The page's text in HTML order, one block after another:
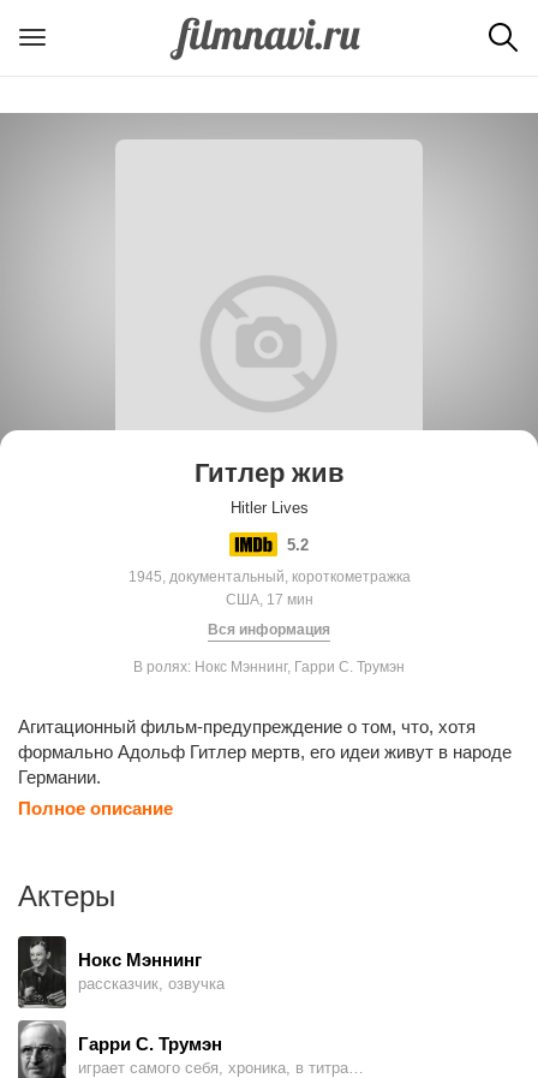
Гитлер жив
Hitler Lives
5.2
1945, документальный, короткометражка
США, 17 мин
Вся информация
В ролях: Нокс Мэннинг, Гарри С. Трумэн
Агитационный фильм-предупреждение о том, что, хотя
формально Адольф Гитлер мертв, его идеи живут в народе
Германии.
Полное описание
Актеры
Нокс Мэннинг
рассказчик, озвучка
Гарри С. Трумэн
играет самого себя, хроника, в титрах не указан